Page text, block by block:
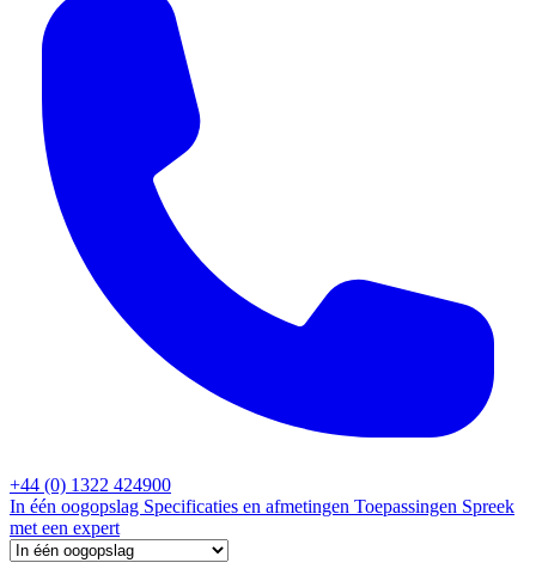
+44 (0) 1322 424900
In één oogopslag Specificaties en afmetingen Toepassingen Spreek
met een expert